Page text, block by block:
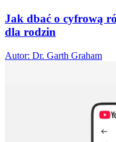
Jak dbać o cyfrową
dla rodzin
Autor: Dr. Garth Graham